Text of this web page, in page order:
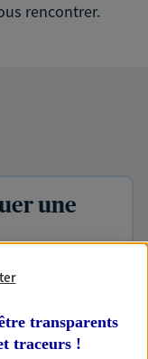
rencontrer.
une
à vos
point ensemble !
transparents
traceurs !